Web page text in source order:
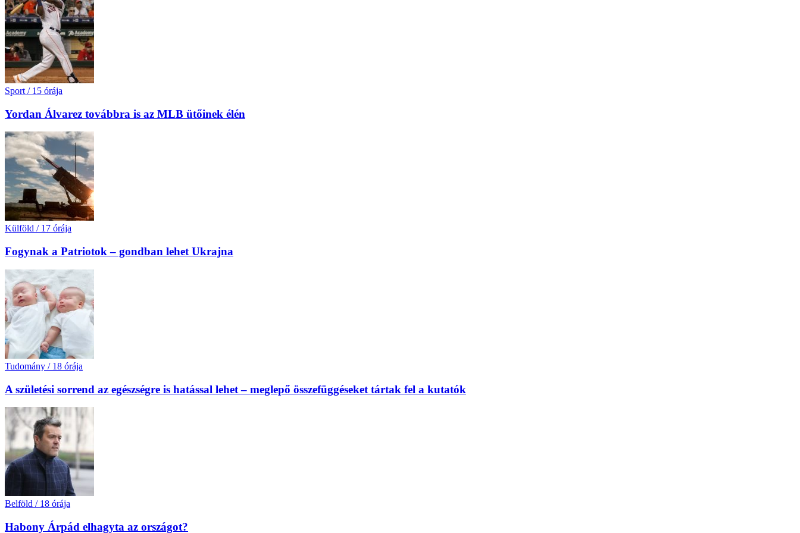
Sport / 15 órája
Yordan Álvarez továbbra is az MLB ütőinek élén
Külföld / 17 órája
Fogynak a Patriotok – gondban lehet Ukrajna
Tudomány / 18 órája
A születési sorrend az egészségre is hatással lehet – meglepő összefüggéseket tártak fel a kutatók
Belföld / 18 órája
Habony Árpád elhagyta az országot?